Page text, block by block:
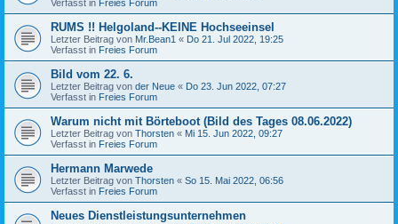
Verfasst in Freies Forum
RUMS !! Helgoland--KEINE Hochseeinsel
Letzter Beitrag von Mr.Bean1 « Do 21. Jul 2022, 19:25
Verfasst in Freies Forum
Bild vom 22. 6.
Letzter Beitrag von der Neue « Do 23. Jun 2022, 07:27
Verfasst in Freies Forum
Warum nicht mit Börteboot (Bild des Tages 08.06.2022)
Letzter Beitrag von Thorsten « Mi 15. Jun 2022, 09:27
Verfasst in Freies Forum
Hermann Marwede
Letzter Beitrag von Thorsten « So 15. Mai 2022, 06:56
Verfasst in Freies Forum
Neues Dienstleistungsunternehmen